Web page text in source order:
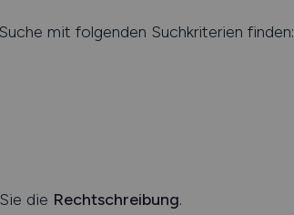
mit folgenden Suchkriterien finden:
die Rechtschreibung.